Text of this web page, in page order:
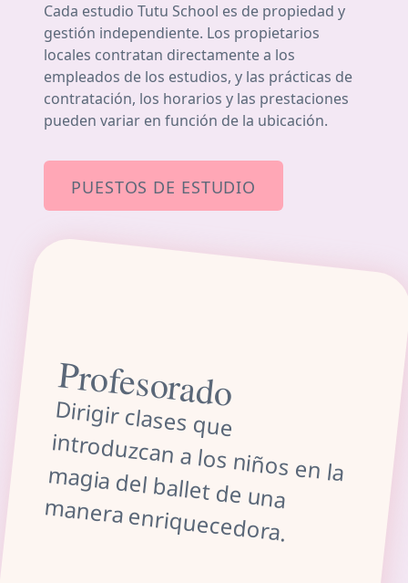
Cada estudio Tutu School es de propiedad y
gestión independiente. Los propietarios
locales contratan directamente a los
empleados de los estudios, y las prácticas de
contratación, los horarios y las prestaciones
pueden variar en función de la ubicación.
PUESTOS DE ESTUDIO
Profesorado
Dirigir clases que
introduzcan a los niños en la m
agia del ballet de una
m
anera enriquecedora.